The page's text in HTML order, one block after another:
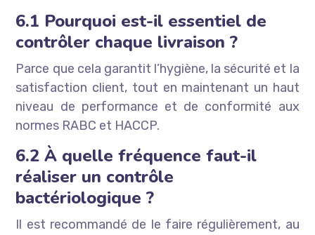
6.1 Pourquoi est-il essentiel de
contrôler chaque livraison ?
Parce que cela garantit l’hygiène, la sécurité et la
satisfaction client, tout en maintenant un haut
niveau de performance et de conformité aux
normes RABC et HACCP.
6.2 À quelle fréquence faut-il
réaliser un contrôle
bactériologique ?
Il est recommandé de le faire régulièrement, au